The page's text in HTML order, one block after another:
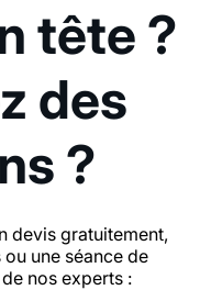
tête ?
des
?
devis gratuitement,
une séance de
nos experts :